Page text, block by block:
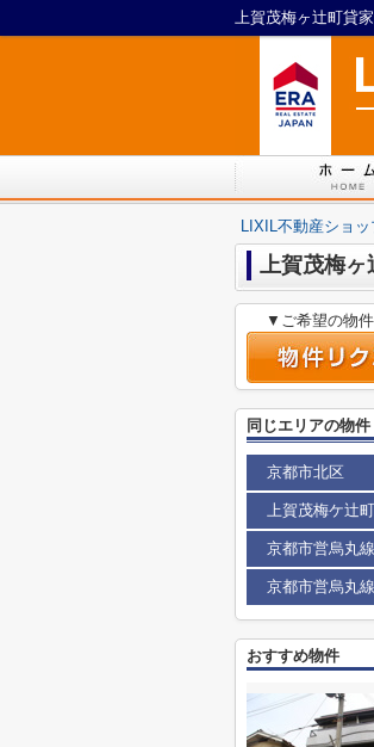
上賀茂梅ヶ辻町貸
LIXIL不動産ショ
上賀茂梅ヶ
▼ご希望の物
同じエリアの物件
京都市北区
上賀茂梅ケ辻町
京都市営烏丸
京都市営烏丸
おすすめ物件